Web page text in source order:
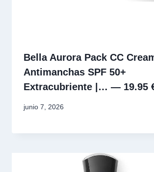
Bella Aurora Pack CC
Antimanchas SPF 50+
Extracubriente |… — 19.95
junio 7, 2026